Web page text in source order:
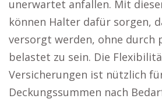
unerwartet anfallen. Mit
können Halter dafür sorgen,
versorgt werden, ohne durch
belastet zu sein. Die
Versicherungen ist nützlich
Deckungssummen nach